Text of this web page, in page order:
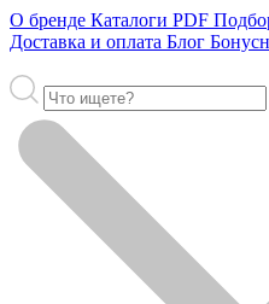
О бренде Каталоги PDF
Доставка и оплата Блог